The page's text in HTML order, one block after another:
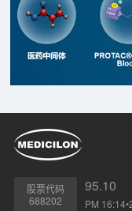
股票代码
688202
95.10
PM